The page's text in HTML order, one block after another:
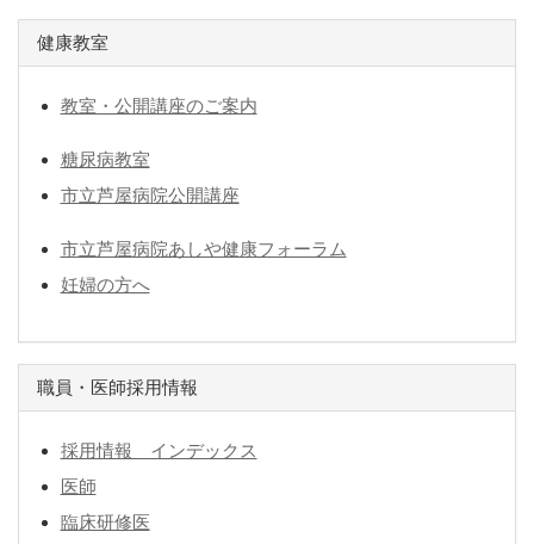
健康教室
教室・公開講座のご案内
糖尿病教室
市立芦屋病院公開講座
市立芦屋病院あしや健康フォーラム
妊婦の方へ
職員・医師採用情報
採用情報 インデックス
医師
臨床研修医